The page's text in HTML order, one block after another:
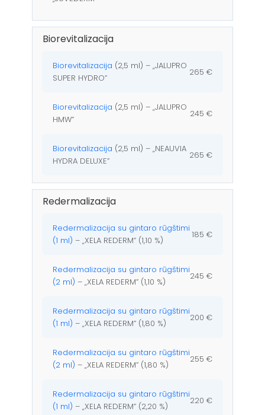
Biorevitalizacija
Biorevitalizacija (2,5 ml) – „JALUPRO
SUPER HYDRO”
265 €
Biorevitalizacija (2,5 ml) – „JALUPRO
HMW”
245 €
Biorevitalizacija (2,5 ml) – „NEAUVIA
HYDRA DELUXE”
265 €
Redermalizacija
Redermalizacija su gintaro rūgštimi
(1 ml) – „XELA REDERM” (1,10 %)
185 €
Redermalizacija su gintaro rūgštimi
(2 ml) – „XELA REDERM” (1,10 %)
245 €
Redermalizacija su gintaro rūgštimi
(1 ml) – „XELA REDERM” (1,80 %)
200 €
Redermalizacija su gintaro rūgštimi
(2 ml) – „XELA REDERM” (1,80 %)
255 €
Redermalizacija su gintaro rūgštimi
(1 ml) – „XELA REDERM” (2,20 %)
220 €